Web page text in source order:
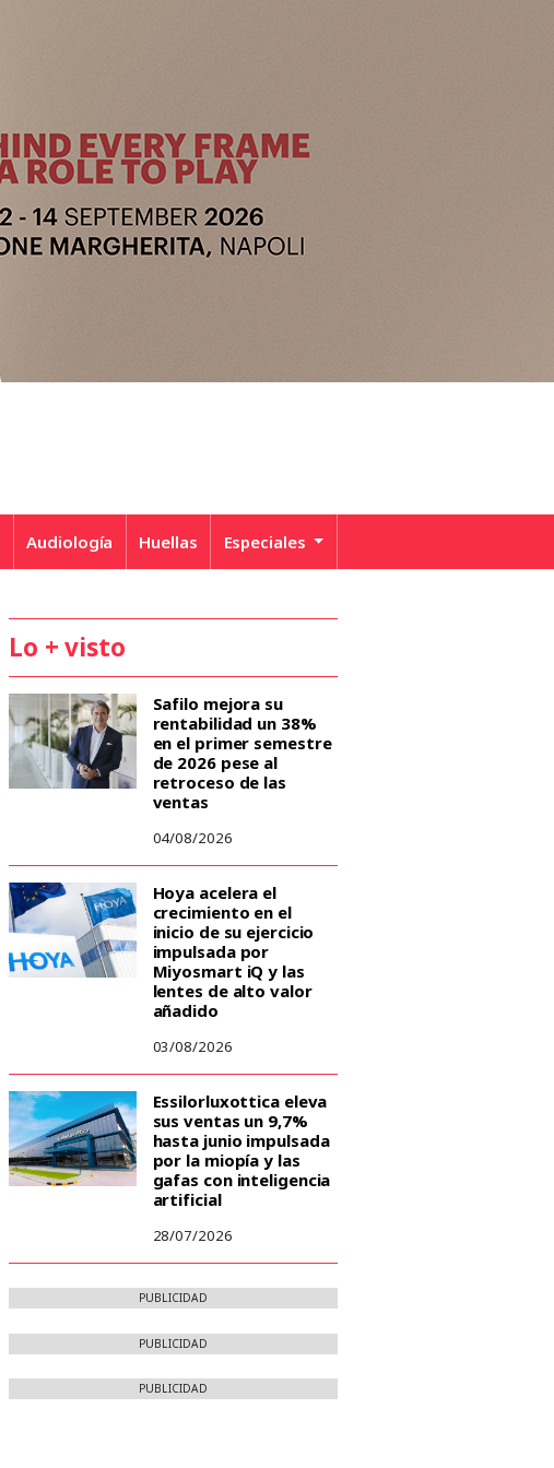
Audiología Huellas Especiales
Lo + visto
Safilo mejora su
rentabilidad un 38%
en el primer semestre
de 2026 pese al
retroceso de las
ventas
04/08/2026
Hoya acelera el
crecimiento en el
inicio de su ejercicio
impulsada por
Miyosmart iQ y las
lentes de alto valor
añadido
03/08/2026
Essilorluxottica eleva
sus ventas un 9,7%
hasta junio impulsada
por la miopía y las
gafas con inteligencia
artificial
28/07/2026
PUBLICIDAD
PUBLICIDAD
PUBLICIDAD